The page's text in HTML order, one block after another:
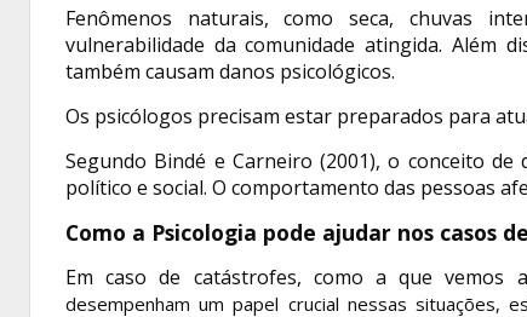
Fenômenos naturais, como seca, chuvas
vulnerabilidade da comunidade atingida. Além
também causam danos psicológicos.
Os psicólogos precisam estar preparados para
Segundo Bindé e Carneiro (2001), o conceito
político e social. O comportamento das pessoas
Como a Psicologia pode ajudar nos casos
Em caso de catástrofes, como a que vemos
desempenham um papel crucial nessas